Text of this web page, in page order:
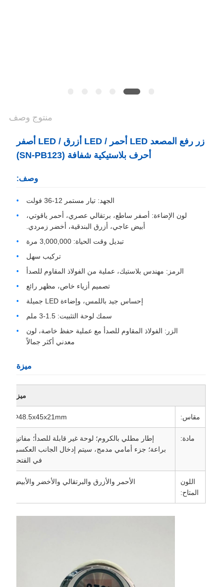
منتوج وصف
زر رفع المصعد LED أحمر / LED أزرق / LED أصفر
أحرف بلاستيكية شفافة (SN-PB123)
وصف:
الجهد: تيار مستمر 12-36 فولت
لون الإضاءة: أصفر ساطع، برتقالي عصري، أحمر ياقوتي،
أبيض عاجي، أزرق البندقية، أخضر زمردي.
تبديل وقت الحياة: 3,000,000 مرة
تركيب سهل
الرمز: مهندس بلاستيك، عملية من الفولاذ المقاوم للصدأ
تصميم أزياء خاص، مظهر رائع
إحساس جيد باللمس، وإضاءة LED جميلة
سمك لوحة التثبيت: 1.5-3 ملم
الزر: الفولاذ المقاوم للصدأ مع عملية حفظ خاصة، لون
معدني أكثر جمالاً
ميزة
ميزة
مقاس: Φ48.5x45x21mm
مادة:
إطار مطلي بالكروم؛ لوحة غير قابلة للصدأ؛ مفاتيح
براعة؛ جزء أمامي مدمج، سيتم إدخال الجانب العكسي
في الفتحة
اللون
المتاح:
الأحمر والأزرق والبرتقالي والأخضر والأبيض